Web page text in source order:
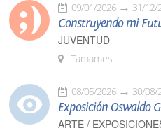
09/01/2026 31/12/
Construyendo mi
JUVENTUD
Tamames
08/05/2026 30/08/
Exposición Oswaldo
ARTE /